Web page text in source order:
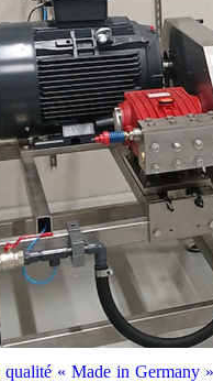
qualité « Made in Germany